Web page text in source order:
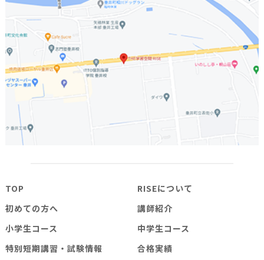
TOP
RISEについて
初めての方へ
講師紹介
小学生コース
中学生コース
特別短期講習・試験情報
合格実績